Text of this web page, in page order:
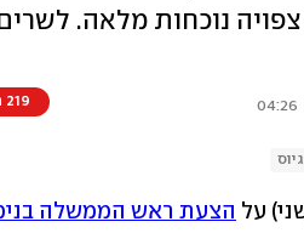
צפויה נוכחות מלאה.
219 תגובות
על הצעת ראש הממשלה